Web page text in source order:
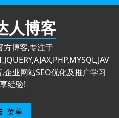
人博客
方博客,专注于
企业网站SEO优化及推广学习
经验!
菜单